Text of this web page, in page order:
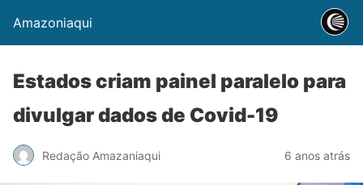
Amazoniaqui
Estados criam painel paralelo para
divulgar dados de Covid-19
Redação Amazaniaqui 6 anos atrás